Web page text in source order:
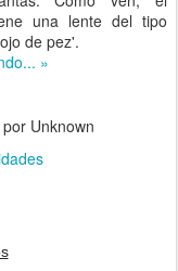
una lente del tipo
de pez'.
»
por Unknown